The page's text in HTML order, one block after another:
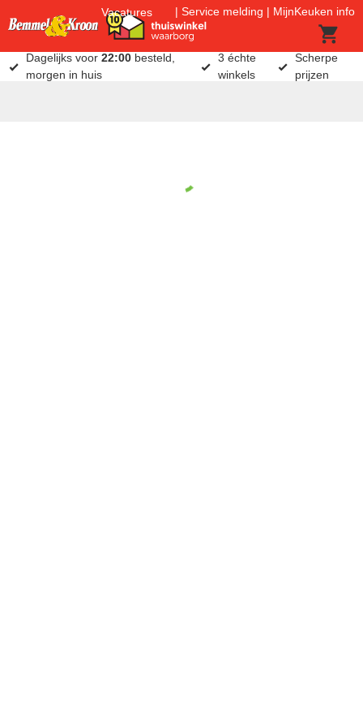
Vacatures Service melding MijnKeuken info
Dagelijks voor22:00 besteld,
morgen in huis
3 échte
winkels
Scherpe
prijzen